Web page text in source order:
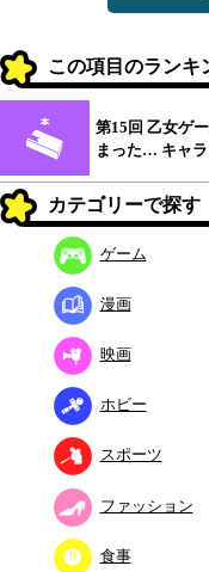
この項目のランキ
第15回 乙女ゲ
まった… キャ
カテゴリーで探す
ゲーム
漫画
映画
ホビー
スポーツ
ファッション
食事